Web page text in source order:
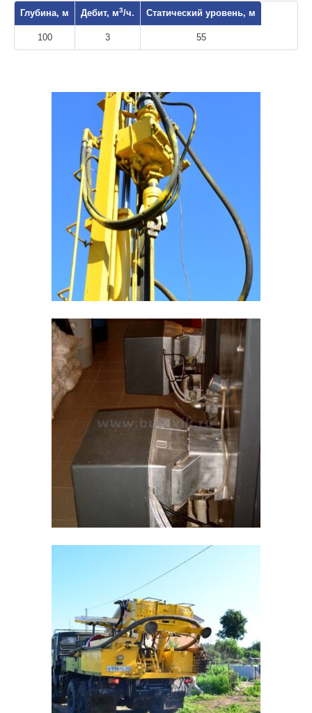
Глубина, м Дебит, м3/ч. Статический уровень, м
100 3 55